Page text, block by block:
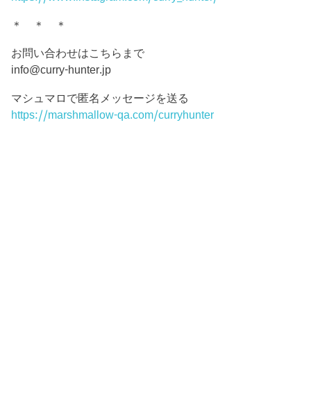
＊ ＊ ＊
お問い合わせはこちらまで
info@curry-hunter.jp
マシュマロで匿名メッセージを送る
https://marshmallow-qa.com/curryhunter